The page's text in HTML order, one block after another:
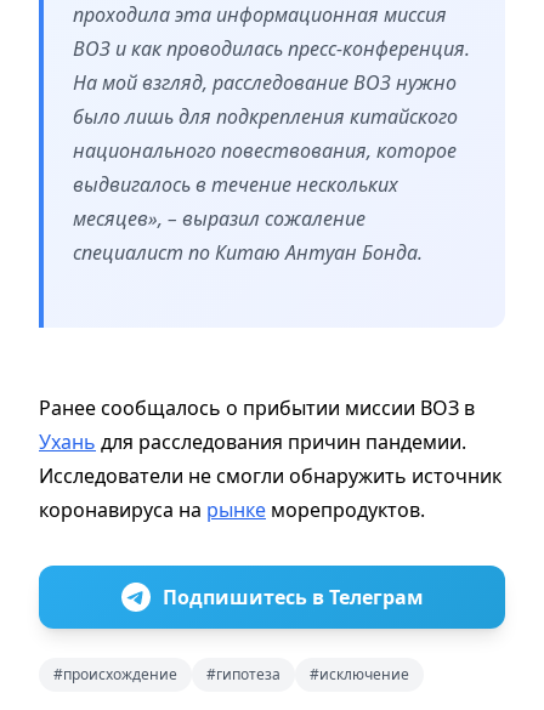
проходила эта информационная миссия
ВОЗ и как проводилась пресс-конференция.
На мой взгляд, расследование ВОЗ нужно
было лишь для подкрепления китайского
национального повествования, которое
выдвигалось в течение нескольких
месяцев», – выразил сожаление
специалист по Китаю Антуан Бонда.
Ранее сообщалось о прибытии миссии ВОЗ в
Ухань для расследования причин пандемии.
Исследователи не смогли обнаружить источник
коронавируса на рынке морепродуктов.
Подпишитесь в Телеграм
#происхождение #гипотеза #исключение